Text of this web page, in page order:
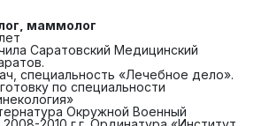
маммолог
Саратовский Медицинский
специальность «Лечебное дело».
по специальности
Окружной Военный